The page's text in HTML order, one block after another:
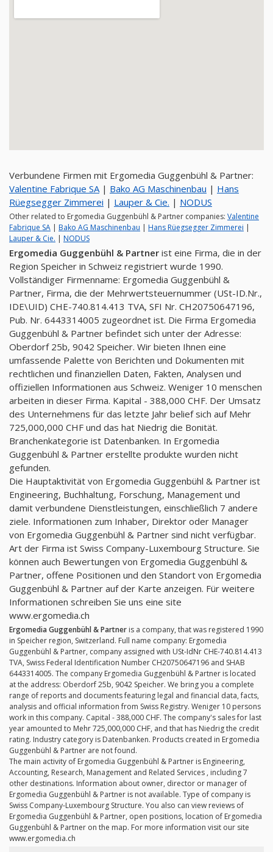
Verbundene Firmen mit Ergomedia Guggenbühl & Partner:
Valentine Fabrique SA | Bako AG Maschinenbau | Hans
Rüegsegger Zimmerei | Lauper & Cie. | NODUS
Other related to Ergomedia Guggenbühl & Partner companies: Valentine
Fabrique SA | Bako AG Maschinenbau | Hans Rüegsegger Zimmerei |
Lauper & Cie. | NODUS
Ergomedia Guggenbühl & Partner ist eine Firma, die in der
Region Speicher in Schweiz registriert wurde 1990.
Vollständiger Firmenname: Ergomedia Guggenbühl &
Partner, Firma, die der Mehrwertsteuernummer (USt-ID.Nr.,
IDE\UID) CHE-740.814.413 TVA, SFI Nr. CH20750647196,
Pub. Nr. 6443314005 zugeordnet ist. Die Firma Ergomedia
Guggenbühl & Partner befindet sich unter der Adresse:
Oberdorf 25b, 9042 Speicher. Wir bieten Ihnen eine
umfassende Palette von Berichten und Dokumenten mit
rechtlichen und finanziellen Daten, Fakten, Analysen und
offiziellen Informationen aus Schweiz. Weniger 10 menschen
arbeiten in dieser Firma. Kapital - 388,000 CHF. Der Umsatz
des Unternehmens für das letzte Jahr belief sich auf Mehr
725,000,000 CHF und das hat Niedrig die Bonität.
Branchenkategorie ist Datenbanken. In Ergomedia
Guggenbühl & Partner erstellte produkte wurden nicht
gefunden.
Die Hauptaktivität von Ergomedia Guggenbühl & Partner ist
Engineering, Buchhaltung, Forschung, Management und
damit verbundene Dienstleistungen, einschließlich 7 andere
ziele. Informationen zum Inhaber, Direktor oder Manager
von Ergomedia Guggenbühl & Partner sind nicht verfügbar.
Art der Firma ist Swiss Company-Luxembourg Structure. Sie
können auch Bewertungen von Ergomedia Guggenbühl &
Partner, offene Positionen und den Standort von Ergomedia
Guggenbühl & Partner auf der Karte anzeigen. Für weitere
Informationen schreiben Sie uns eine site
www.ergomedia.ch
Ergomedia Guggenbühl & Partner is a company, that was registered 1990
in Speicher region, Switzerland. Full name company: Ergomedia
Guggenbühl & Partner, company assigned with USt-IdNr CHE-740.814.413
TVA, Swiss Federal Identification Number CH20750647196 and SHAB
6443314005. The company Ergomedia Guggenbühl & Partner is located
at the address: Oberdorf 25b, 9042 Speicher. We bring you a complete
range of reports and documents featuring legal and financial data, facts,
analysis and official information from Swiss Registry. Weniger 10 persons
work in this company. Capital - 388,000 CHF. The company's sales for last
year amounted to Mehr 725,000,000 CHF, and that has Niedrig the credit
rating. Industry category is Datenbanken. Products created in Ergomedia
Guggenbühl & Partner are not found.
The main activity of Ergomedia Guggenbühl & Partner is Engineering,
Accounting, Research, Management and Related Services , including 7
other destinations. Information about owner, director or manager of
Ergomedia Guggenbühl & Partner is not available. Type of company is
Swiss Company-Luxembourg Structure. You also can view reviews of
Ergomedia Guggenbühl & Partner, open positions, location of Ergomedia
Guggenbühl & Partner on the map. For more information visit our site
www.ergomedia.ch